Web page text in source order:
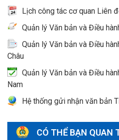
Lịch công tác cơ quan Liên
Quản lý Văn bản và Điều
Quản lý Văn bản và Điều
Châu
Quản lý Văn bản và Điều
Nam
Hệ thống gửi nhận văn bản
CÓ THỂ BẠN QUAN